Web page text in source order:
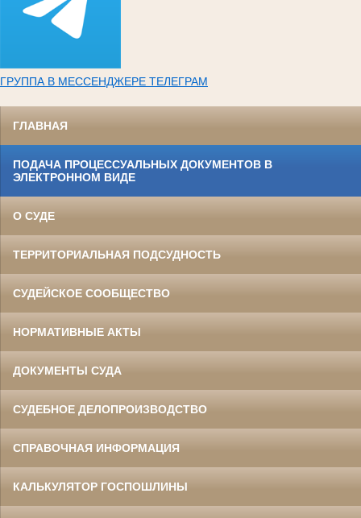
ГРУППА В МЕССЕНДЖЕРЕ ТЕЛЕГРАМ
ГЛАВНАЯ
ПОДАЧА ПРОЦЕССУАЛЬНЫХ ДОКУМЕНТОВ В
ЭЛЕКТРОННОМ ВИДЕ
О СУДЕ
ТЕРРИТОРИАЛЬНАЯ ПОДСУДНОСТЬ
СУДЕЙСКОЕ СООБЩЕСТВО
НОРМАТИВНЫЕ АКТЫ
ДОКУМЕНТЫ СУДА
СУДЕБНОЕ ДЕЛОПРОИЗВОДСТВО
СПРАВОЧНАЯ ИНФОРМАЦИЯ
КАЛЬКУЛЯТОР ГОСПОШЛИНЫ